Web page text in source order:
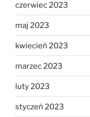
czerwiec 2023
maj 2023
kwiecień 2023
marzec 2023
luty 2023
styczeń 2023